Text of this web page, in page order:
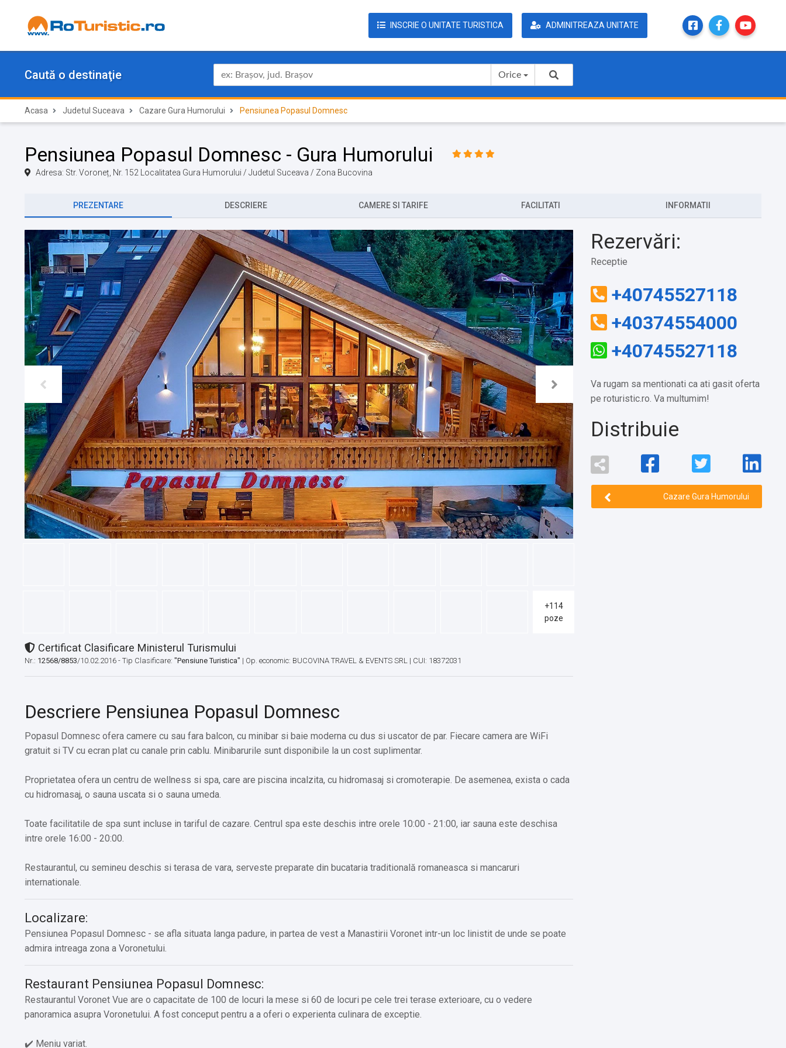
INSCRIE O UNITATE TURISTICA ADMINITREAZA UNITATE
Caută o destinaţie Orice
Acasa Judetul Suceava Cazare Gura Humorului Pensiunea Popasul Domnesc
Pensiunea Popasul Domnesc - Gura Humorului
Adresa: Str. Voroneț, Nr. 152 Localitatea Gura Humorului / Judetul Suceava / Zona Bucovina
PREZENTARE DESCRIERE CAMERE SI TARIFE FACILITATI INFORMATII
+114
poze
Certificat Clasificare Ministerul Turismului
Nr.: 12568/8853/10.02.2016 - Tip Clasificare: "Pensiune Turistica" | Op. economic: BUCOVINA TRAVEL & EVENTS SRL | CUI: 18372031
Descriere Pensiunea Popasul Domnesc
Popasul Domnesc ofera camere cu sau fara balcon, cu minibar si baie moderna cu dus si uscator de par. Fiecare camera are WiFi
gratuit si TV cu ecran plat cu canale prin cablu. Minibarurile sunt disponibile la un cost suplimentar.
Proprietatea ofera un centru de wellness si spa, care are piscina incalzita, cu hidromasaj si cromoterapie. De asemenea, exista o cada
cu hidromasaj, o sauna uscata si o sauna umeda.
Toate facilitatile de spa sunt incluse in tariful de cazare. Centrul spa este deschis intre orele 10:00 - 21:00, iar sauna este deschisa
intre orele 16:00 - 20:00.
Restaurantul, cu semineu deschis si terasa de vara, serveste preparate din bucataria traditională romaneasca si mancaruri
internationale.
Localizare:
Pensiunea Popasul Domnesc - se afla situata langa padure, in partea de vest a Manastirii Voronet intr-un loc linistit de unde se poate
admira intreaga zona a Voronetului.
Restaurant Pensiunea Popasul Domnesc:
Restaurantul Voronet Vue are o capacitate de 100 de locuri la mese si 60 de locuri pe cele trei terase exterioare, cu o vedere
panoramica asupra Voronetului. A fost conceput pentru a a oferi o experienta culinara de exceptie.
✔️ Meniu variat.
Rezervări:
Receptie
+40745527118
+40374554000
+40745527118
Va rugam sa mentionati ca ati gasit oferta
pe roturistic.ro. Va multumim!
Distribuie
Cazare Gura Humorului